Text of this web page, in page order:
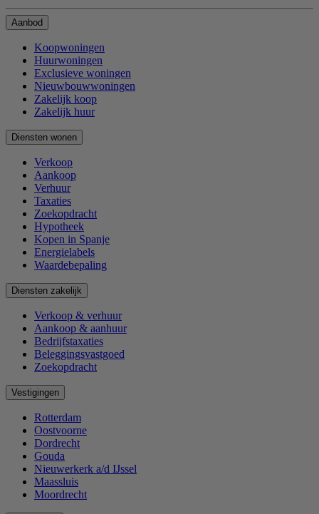
Aanbod
Koopwoningen
Huurwoningen
Exclusieve woningen
Nieuwbouwwoningen
Zakelijk koop
Zakelijk huur
Diensten wonen
Verkoop
Aankoop
Verhuur
Taxaties
Zoekopdracht
Hypotheek
Kopen in Spanje
Energielabels
Waardebepaling
Diensten zakelijk
Verkoop & verhuur
Aankoop & aanhuur
Bedrijfstaxaties
Beleggingsvastgoed
Zoekopdracht
Vestigingen
Rotterdam
Oostvoorne
Dordrecht
Gouda
Nieuwerkerk a/d IJssel
Maassluis
Moordrecht